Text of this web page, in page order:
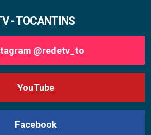
- TOCANTINS
@redetv_to
YouTube
Facebook